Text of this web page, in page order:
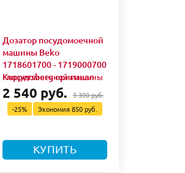
Дозатор посудомоечной
машины Beko
1718601700 - 1719000700
Kuppersberg оригинал
2 540 руб. 3 390 руб.
-25%
Экономия850 руб.
КУПИТЬ